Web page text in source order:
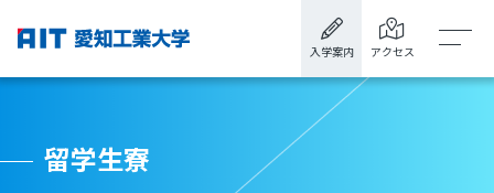
入学案内 アクセス
留学生寮